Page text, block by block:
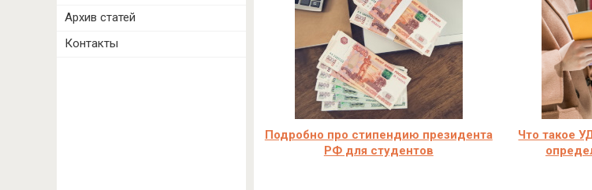
Подробно про стипендию президента
РФ для студентов
Что такое
Архив статей
Контакты